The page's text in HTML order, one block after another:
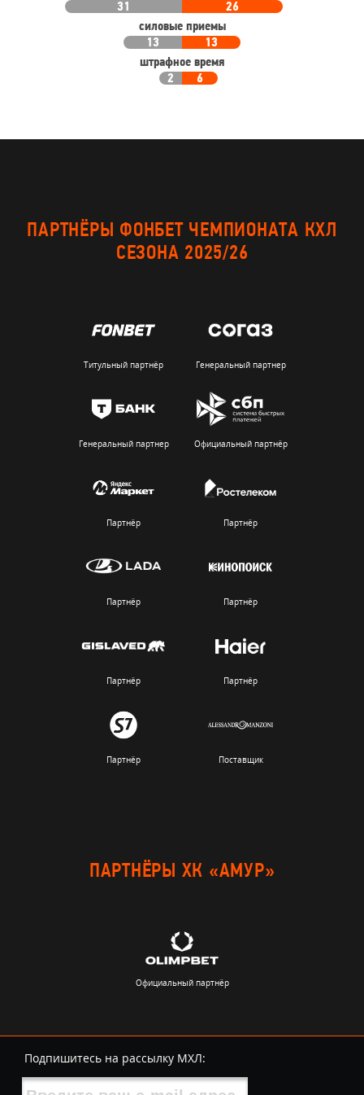
31
26
силовые приемы
13
13
штрафное время
2
6
ПАРТНЁРЫ ФОНБЕТ ЧЕМПИОНАТА КХЛ
СЕЗОНА 2025/26
Титульный партнёр Генеральный партнер
Генеральный партнер Официальный партнёр
Партнёр Партнёр
Партнёр Партнёр
Партнёр Партнёр
Партнёр Поставщик
ПАРТНЁРЫ ХК «АМУР»
Официальный партнёр
Подпишитесь на рассылку МХЛ: